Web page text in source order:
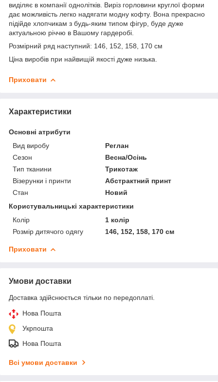
виділяє в компанії однолітків. Виріз горловини круглої форми
дає можливість легко надягати модну кофту. Вона прекрасно
підійде хлопчикам з будь-яким типом фігур, буде дуже
актуальною річчю в Вашому гардеробі.
Розмірний ряд наступний: 146, 152, 158, 170 см
Ціна виробів при найвищій якості дуже низька.
Приховати
Характеристики
Основні атрибути
Вид виробу
Реглан
Сезон
Весна/Осінь
Тип тканини
Трикотаж
Візерунки і принти
Абстрактний принт
Стан
Новий
Користувальницькі характеристики
Колір
1 колір
Розмір дитячого одягу
146, 152, 158, 170 см
Приховати
Умови доставки
Доставка здійснюється тільки по передоплаті.
Нова Пошта
Укрпошта
Нова Пошта
Всі умови доставки